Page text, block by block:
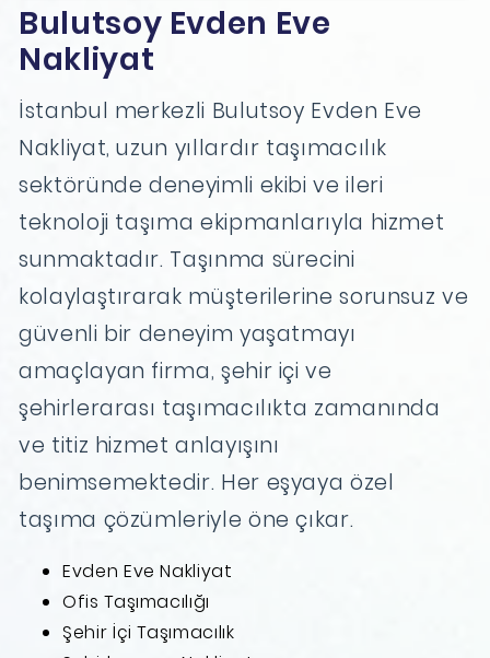
Bulutsoy Evden Eve
Nakliyat
İstanbul merkezli Bulutsoy Evden Eve
Nakliyat, uzun yıllardır taşımacılık
sektöründe deneyimli ekibi ve ileri
teknoloji taşıma ekipmanlarıyla hizmet
sunmaktadır. Taşınma sürecini
kolaylaştırarak müşterilerine sorunsuz ve
güvenli bir deneyim yaşatmayı
amaçlayan firma, şehir içi ve
şehirlerarası taşımacılıkta zamanında
ve titiz hizmet anlayışını
benimsemektedir. Her eşyaya özel
taşıma çözümleriyle öne çıkar.
Evden Eve Nakliyat
Ofis Taşımacılığı
Şehir İçi Taşımacılık